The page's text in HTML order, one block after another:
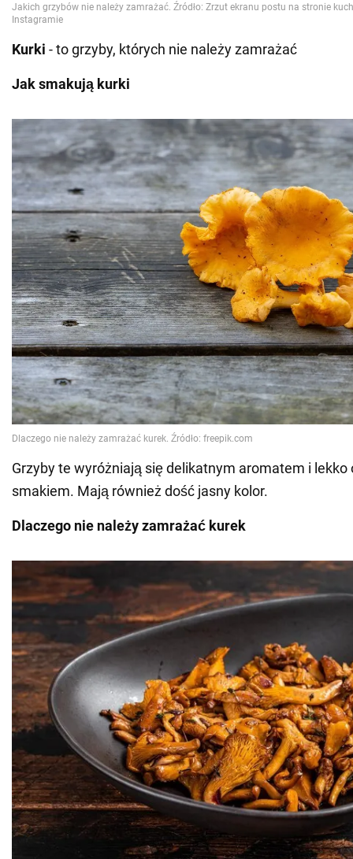
Kurki - to grzyby, których nie należy zamrażać
Jak smakują kurki
Grzyby te wyróżniają się delikatnym aromatem i
smakiem. Mają również dość jasny kolor.
Dlaczego nie należy zamrażać kurek